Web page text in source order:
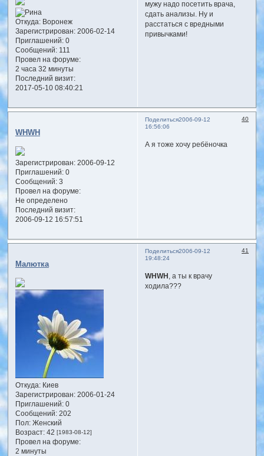
Откуда:Воронеж
Зарегистрирован: 2006-02-14
Приглашений:0
Сообщений:111
Провел на форуме:
2 часа 32 минуты
Последний визит:
2017-05-10 08:40:21
мужу надо посетить врача,
сдать анализы. Ну и
расстаться с вредными
привычками!
Поделиться 40
2006-09-12
16:56:06
WHWH
Зарегистрирован: 2006-09-12
Приглашений:0
Сообщений:3
Провел на форуме:
Не определено
Последний визит:
2006-09-12 16:57:51
А я тоже хочу ребёночка
Поделиться 41
2006-09-12
19:48:24
Малютка
Откуда:Киев
Зарегистрирован: 2006-01-24
Приглашений:0
Сообщений:202
Пол:Женский
Возраст:42 [1983-08-12]
Провел на форуме:
2 минуты
WHWH
, а ты к врачу
ходила???